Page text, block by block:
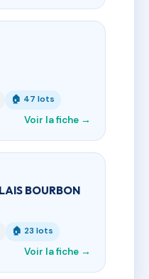
🏠 47 lots
Voir la fiche →
BOURBON
🏠 23 lots
Voir la fiche →